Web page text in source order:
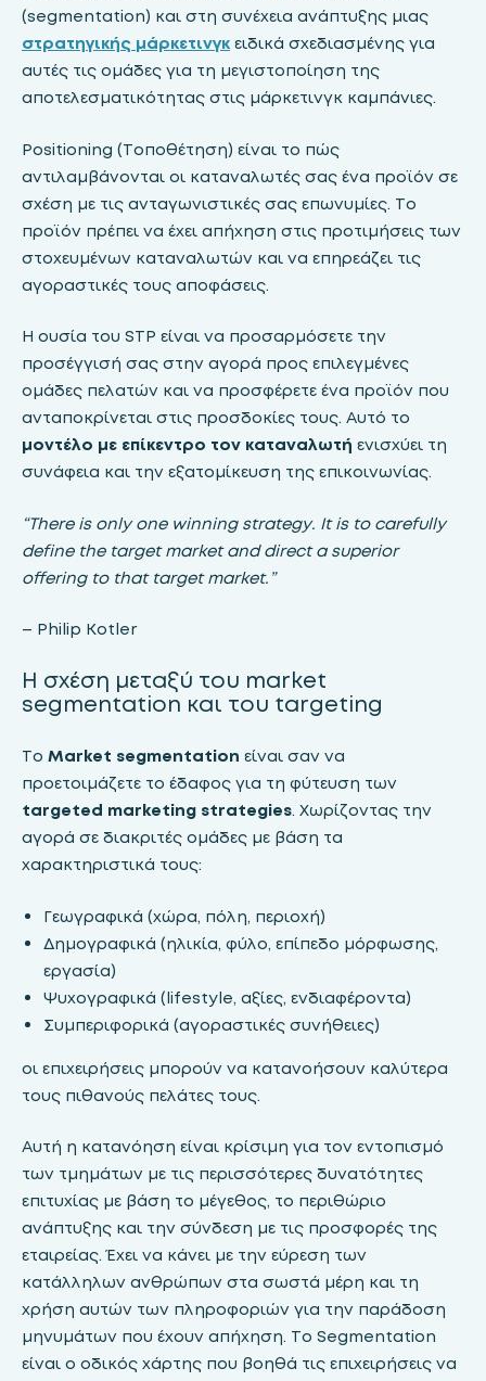
(segmentation) και στη συνέχεια ανάπτυξης μιας
στρατηγικής μάρκετινγκειδικά σχεδιασμένης για
αυτές τις ομάδες για τη μεγιστοποίηση της
αποτελεσματικότητας στις μάρκετινγκ καμπάνιες.
Positioning (Τοποθέτηση) είναι το πώς
αντιλαμβάνονται οι καταναλωτές σας ένα προϊόν σε
σχέση με τις ανταγωνιστικές σας επωνυμίες. Το
προϊόν πρέπει να έχει απήχηση στις προτιμήσεις των
στοχευμένων καταναλωτών και να επηρεάζει τις
αγοραστικές τους αποφάσεις.
Η ουσία του STP είναι να προσαρμόσετε την
προσέγγισή σας στην αγορά προς επιλεγμένες
ομάδες πελατών και να προσφέρετε ένα προϊόν που
ανταποκρίνεται στις προσδοκίες τους. Αυτό το
μοντέλο με επίκεντρο τον καταναλωτή ενισχύει τη
συνάφεια και την εξατομίκευση της επικοινωνίας.
“There is only one winning strategy. It is to carefully
define the target market and direct a superior
offering to that target market.”
– Philip Kotler
Η σχέση μεταξύ του market
segmentation και του targeting
Το Market segmentation είναι σαν να
προετοιμάζετε το έδαφος για τη φύτευση των
targeted marketing strategies. Χωρίζοντας την
αγορά σε διακριτές ομάδες με βάση τα
χαρακτηριστικά τους:
Γεωγραφικά (χώρα, πόλη, περιοχή)
Δημογραφικά (ηλικία, φύλο, επίπεδο μόρφωσης,
εργασία)
Ψυχογραφικά (lifestyle, αξίες, ενδιαφέροντα)
Συμπεριφορικά (αγοραστικές συνήθειες)
οι επιχειρήσεις μπορούν να κατανοήσουν καλύτερα
τους πιθανούς πελάτες τους.
Αυτή η κατανόηση είναι κρίσιμη για τον εντοπισμό
των τμημάτων με τις περισσότερες δυνατότητες
επιτυχίας με βάση το μέγεθος, το περιθώριο
ανάπτυξης και την σύνδεση με τις προσφορές της
εταιρείας. Έχει να κάνει με την εύρεση των
κατάλληλων ανθρώπων στα σωστά μέρη και τη
χρήση αυτών των πληροφοριών για την παράδοση
μηνυμάτων που έχουν απήχηση. Το Segmentation
είναι ο οδικός χάρτης που βοηθά τις επιχειρήσεις να